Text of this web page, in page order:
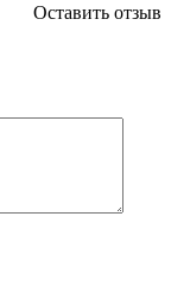
Оставить отзыв